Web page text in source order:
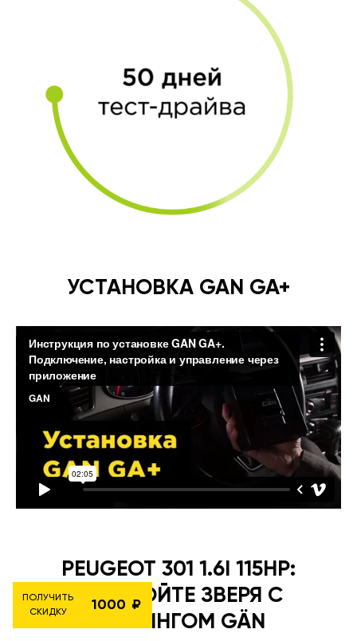
УСТАНОВКА GAN GA+
PEUGEOT 301 1.6I 115HP:
РАСКРОЙТЕ ЗВЕРЯ С
ТЮНИНГОМ GÄN
ПОЛУЧИТЬ
СКИДКУ
1000